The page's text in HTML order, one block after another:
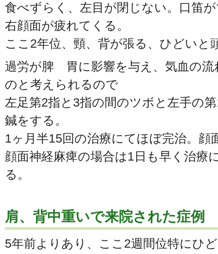
食べずらく、左目が閉じない。口笛
右顔面が疲れてくる。
ここ2年位、頸、背が張る、ひどいと
過労が脾 胃に影響を与え、気血の流
のと考えられるので
左足第2指と3指の間のツボと左手の
鍼をする。
1ヶ月半15回の治療にてほぼ完治。顔
顔面神経麻痺の場合は1日も早く治療
る。
肩、背中重いで来院された症例
5年前よりあり、ここ2週間位特にひ